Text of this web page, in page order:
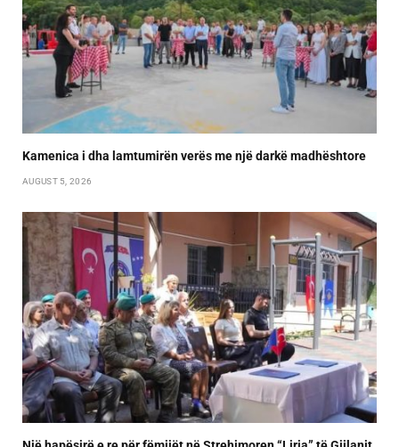
Kamenica i dha lamtumirën verës me një darkë madhështore
AUGUST 5, 2026